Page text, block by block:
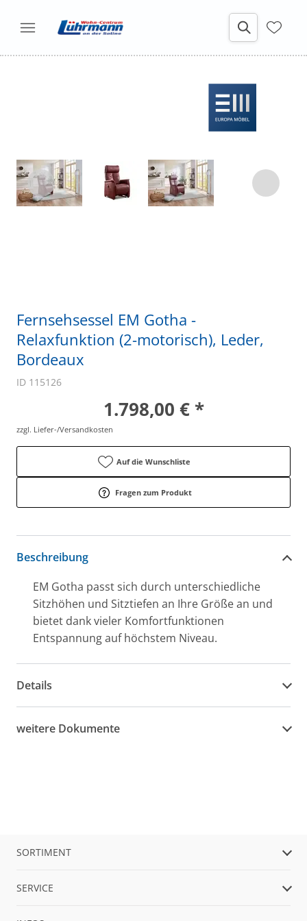
Fernsehsessel EM Gotha -
Relaxfunktion (2-motorisch), Leder,
Bordeaux
ID 115126
1.798,00 € *
zzgl. Liefer-/Versandkosten
Auf die Wunschliste
Fragen zum Produkt
Beschreibung
EM Gotha passt sich durch unterschiedliche
Sitzhöhen und Sitztiefen an Ihre Größe an und
bietet dank vieler Komfortfunktionen
Entspannung auf höchstem Niveau.
Details
weitere Dokumente
SORTIMENT
SERVICE